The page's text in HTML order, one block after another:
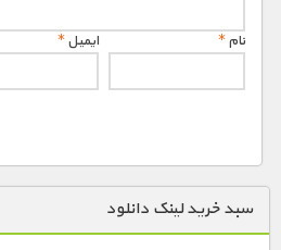
نام* ایمیل*
سبد خرید لینک دانلود